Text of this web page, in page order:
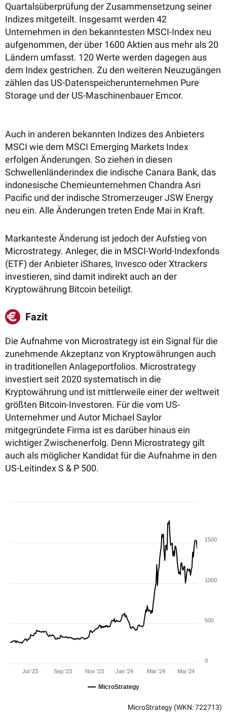
Quartalsüberprüfung der Zusammensetzung seiner
Indizes mitgeteilt. Insgesamt werden 42
Unternehmen in den bekanntesten MSCI-Index neu
aufgenommen, der über 1600 Aktien aus mehr als 20
Ländern umfasst. 120 Werte werden dagegen aus
dem Index gestrichen. Zu den weiteren Neuzugängen
zählen das US-Datenspeicherunternehmen Pure
Storage und der US-Maschinenbauer Emcor.
Auch in anderen bekannten Indizes des Anbieters
MSCI wie dem MSCI Emerging Markets Index
erfolgen Änderungen. So ziehen in diesen
Schwellenländerindex die indische Canara Bank, das
indonesische Chemieunternehmen Chandra Asri
Pacific und der indische Stromerzeuger JSW Energy
neu ein. Alle Änderungen treten Ende Mai in Kraft.
Markanteste Änderung ist jedoch der Aufstieg von
Microstrategy. Anleger, die in MSCI-World-Indexfonds
(ETF) der Anbieter iShares, Invesco oder Xtrackers
investieren, sind damit indirekt auch an der
Kryptowährung Bitcoin beteiligt.
Fazit
Die Aufnahme von Microstrategy ist ein Signal für die
zunehmende Akzeptanz von Kryptowährungen auch
in traditionellen Anlageportfolios. Microstrategy
investiert seit 2020 systematisch in die
Kryptowährung und ist mittlerweile einer der weltweit
größten Bitcoin-Investoren. Für die vom US-
Unternehmer und Autor Michael Saylor
mitgegründete Firma ist es darüber hinaus ein
wichtiger Zwischenerfolg. Denn Microstrategy gilt
auch als möglicher Kandidat für die Aufnahme in den
US-Leitindex S & P 500.
MicroStrategy
Jul '23 Sep '23 Nov '23 Jan '24 Mär '24 Mai '24
0
500
1000
1500
MicroStrategy (WKN: 722713)